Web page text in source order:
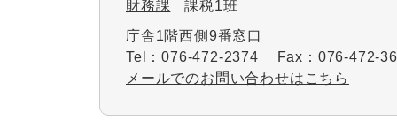
財務課
課税1班
庁舎1階西側9番窓口
Tel：076-472-2374
Fax：076-472-
メールでのお問い合わせはこちら